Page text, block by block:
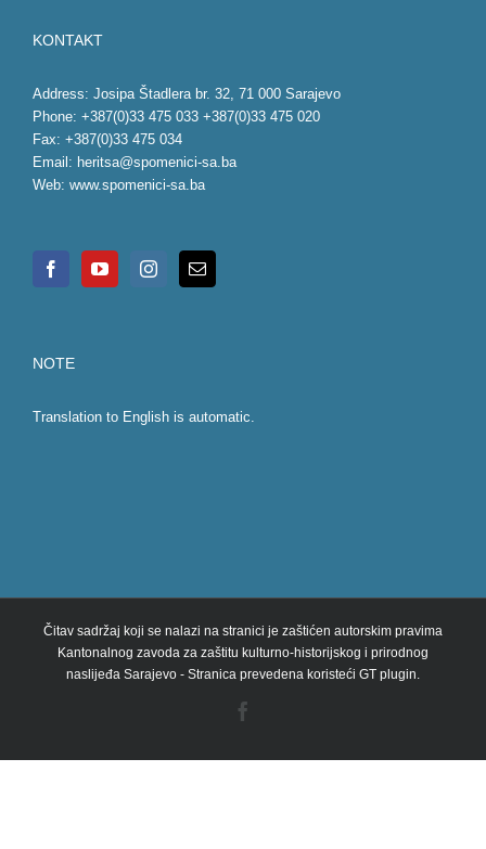
KONTAKT
Address: Josipa Štadlera br. 32, 71 000 Sarajevo
Phone: +387(0)33 475 033 +387(0)33 475 020
Fax: +387(0)33 475 034
Email: heritsa@spomenici-sa.ba
Web: www.spomenici-sa.ba
NOTE
Translation to English is automatic.
Čitav sadržaj koji se nalazi na stranici je zaštićen autorskim pravima
Kantonalnog zavoda za zaštitu kulturno-historijskog i prirodnog
naslijeđa Sarajevo - Stranica prevedena koristeći GT plugin.